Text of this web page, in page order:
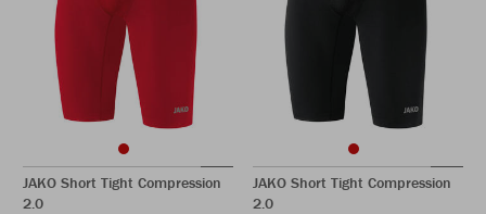
JAKO Short Tight Compression
2.0
JAKO Short Tight Compression
2.0